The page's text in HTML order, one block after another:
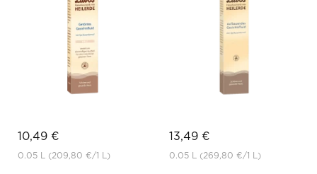
10,49 €
0.05 L (209,80 €/1 L)
13,49 €
0.05 L (269,80 €/1 L)